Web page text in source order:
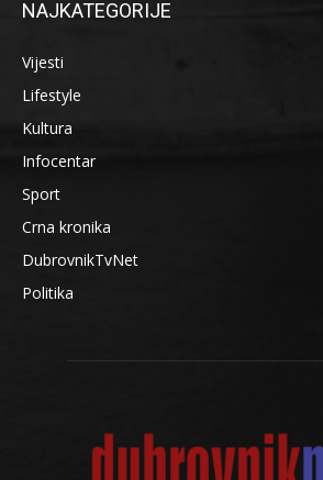
NAJKATEGORIJE
Vijesti
Lifestyle
Kultura
Infocentar
Sport
Crna kronika
DubrovnikTvNet
Politika